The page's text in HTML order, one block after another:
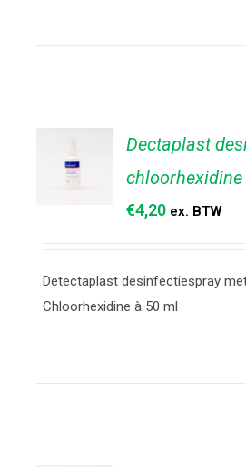
DETAILS
Dectaplast
€4,20 ex. BTW
Detectaplast desinfectiespray
Chloorhexidine à 50 ml